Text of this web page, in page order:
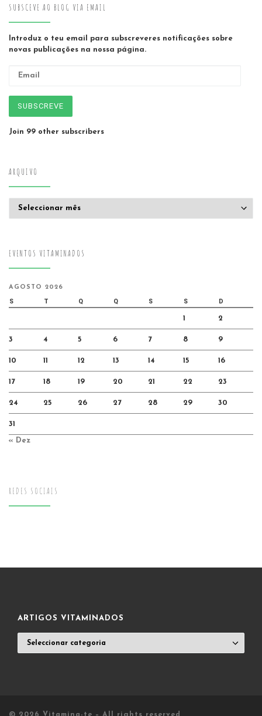
SUBSCEVE AO BLOG VIA EMAIL
Introduz o teu email para subscreveres notificações sobre
novas publicações na nossa página.
SUBSCREVE
Join 99 other subscribers
ARQUIVO
EVENTOS VITAMINADOS
AGOSTO 2026
S T Q Q S S D
1 2
3 4 5 6 7 8 9
10 11 12 13 14 15 16
17 18 19 20 21 22 23
24 25 26 27 28 29 30
31
« Dez
REDES SOCIAIS
ARTIGOS VITAMINADOS
VITAMINADOS